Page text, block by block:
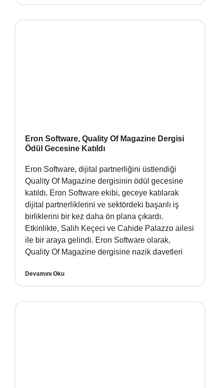
Eron Software, Quality Of Magazine Dergisi
Ödül Gecesine Katıldı
Eron Software, dijital partnerliğini üstlendiği
Quality Of Magazine dergisinin ödül gecesine
katıldı. Eron Software ekibi, geceye katılarak
dijital partnerliklerini ve sektördeki başarılı iş
birliklerini bir kez daha ön plana çıkardı.
Etkinlikte, Salih Keçeci ve Cahide Palazzo ailesi
ile bir araya gelindi. Eron Software olarak,
Quality Of Magazine dergisine nazik davetleri
Devamını Oku